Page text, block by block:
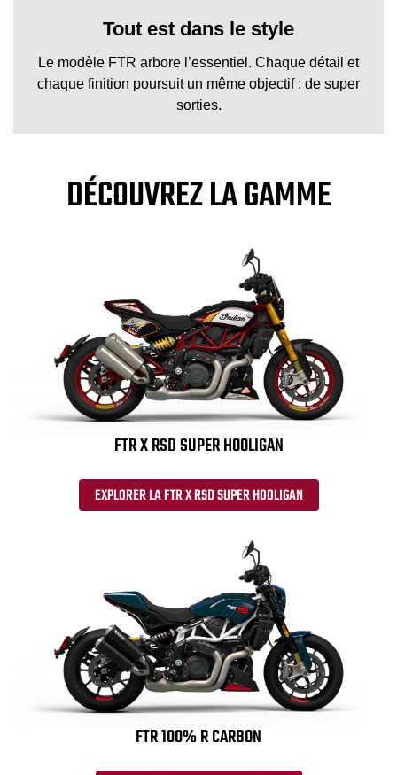
Tout est dans le style
Le modèle FTR arbore l’essentiel. Chaque détail et
chaque finition poursuit un même objectif : de super
sorties.
DÉCOUVREZ LA GAMME
FTR X RSD SUPER HOOLIGAN
EXPLORER LA FTR X RSD SUPER HOOLIGAN
FTR 100% R CARBON